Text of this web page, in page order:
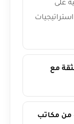
على
مع
من مكاتب